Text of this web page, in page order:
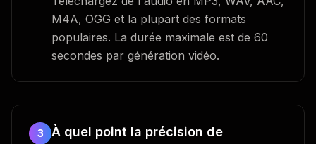
M4A, OGG et la plupart des formats
populaires. La durée maximale est de 60
secondes par génération vidéo.
3
À quel point la précision de